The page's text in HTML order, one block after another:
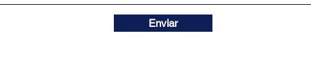
Enviar